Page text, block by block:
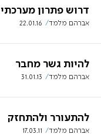
דרוש פתרון מערכתי
אברהם מלמד 22.01.16
להיות גשר מחבר
אברהם מלמד 31.01.13
להתעורר ולהתחזק
אברהם מלמד 17.03.11